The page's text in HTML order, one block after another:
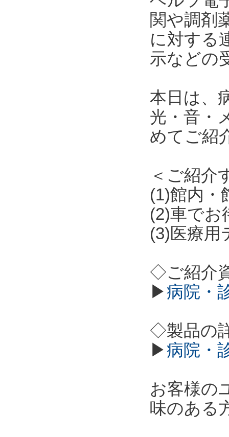
関や調剤
に対する
示などの
本日は、
光・音・
めてご紹
＜ご紹介
(1)館内・
(2)車でお
(3)医療用
◇ご紹介
▶病院・
◇製品の
▶病院・
お客様の
味のある